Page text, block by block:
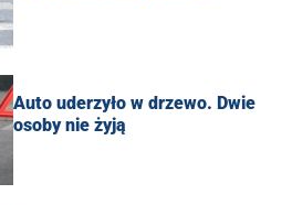
Auto uderzyło w drzewo. Dwie
osoby nie żyją